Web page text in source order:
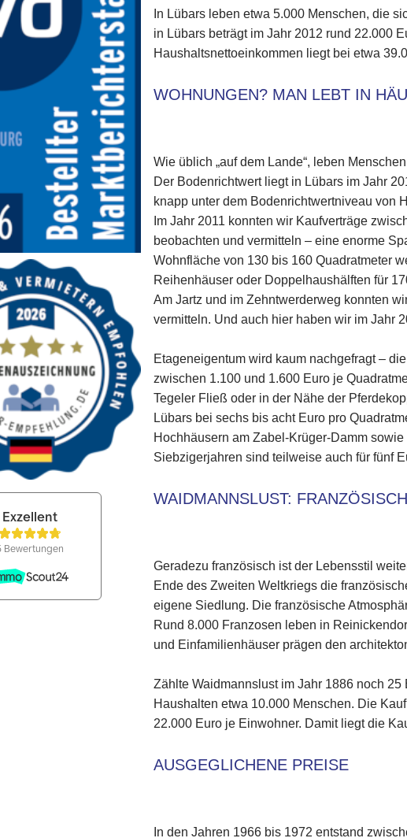
In Lübars leben etwa 5.000 Menschen, die
in Lübars beträgt im Jahr 2012 rund 22.000
Haushaltsnettoeinkommen liegt bei etwa
WOHNUNGEN? MAN LEBT IN
Wie üblich „auf dem Lande“, leben
Der Bodenrichtwert liegt in Lübars im Jahr
knapp unter dem Bodenrichtwertniveau von
Im Jahr 2011 konnten wir Kaufverträge
beobachten und vermitteln – eine enorme
Wohnfläche von 130 bis 160 Quadratmeter
Reihenhäuser oder Doppelhaushälften für
Am Jartz und im Zehntwerderweg konnten
vermitteln. Und auch hier haben wir im Jahr
Etageneigentum wird kaum nachgefragt –
zwischen 1.100 und 1.600 Euro je
Tegeler Fließ oder in der Nähe der
Lübars bei sechs bis acht Euro pro
Hochhäusern am Zabel-Krüger-Damm
Siebzigerjahren sind teilweise auch für fünf
WAIDMANNSLUST:
Geradezu französisch ist der Lebensstil
Ende des Zweiten Weltkriegs die
eigene Siedlung. Die französische
Rund 8.000 Franzosen leben in
und Einfamilienhäuser prägen den
Zählte Waidmannslust im Jahr 1886 noch
Haushalten etwa 10.000 Menschen. Die
22.000 Euro je Einwohner. Damit liegt die
AUSGEGLICHENE PREISE
In den Jahren 1966 bis 1972 entstand